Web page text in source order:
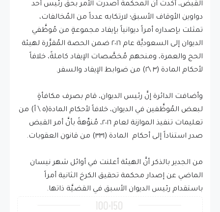
القبض، أكَّدت أنَّ المحكمة أصدرت الأمر بحقِّ رئيس أحد
دواوين الأوقاف الأسبق؛ لارتكابه عدداً من المُخالفات،
تمثلت بإصداره أمراً ديوانياً بإيفاد مجموعةٍ من مُوظَّفي
الديوان إلى السعوديَّة عام ٢٠١٦ ضمن الحصة المُقرَّرة لهيئة
الحج والعمرة، ومنحهم مُخصَّصات الإيفاد كاملةً، خلافاً
لأحكام المادة (٣ \٢) من ضوابط الإيفاد والسفر.
وأضافت الدائرة إنَّ رئيس الديوان، قام بصرف مكافأةٍ
لبعض المُوظَّفين في الديوان، خلافاً لأحكام المادة(٥ \ أ) من
تعليمات تنفيذ الموازنة لعام ٢٠١٦، مُنوِّهةً بأنَّ أمر القبض
صدر استناداً إلى أحكام المادة (٣٣١) من قانون العقوبات.
من الجدير بالذكر أنَّ الهيئة أعلنت في أوائل شهر نيسان
الماضي عن إصدار محكمة تحقيق الكرخ الثانية أمراً
باستقدام رئيس الديوان الأسبق في القضيَّة ذاتها.